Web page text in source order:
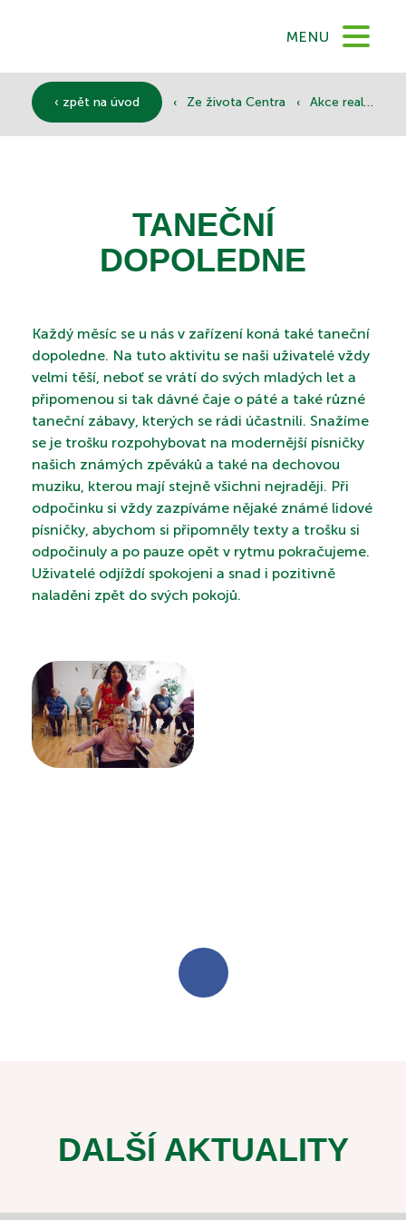
MENU
DOKUMENTY
SPONZOŘI
KONTAKTY
PROHLÍDKA
VYHLEDÁVÁNÍ
‹ zpět na úvod ‹ Ze života Centra ‹ Akce realizované
TANEČNÍ
DOPOLEDNE
Každý měsíc se u nás v zařízení koná také taneční
dopoledne. Na tuto aktivitu se naši uživatelé vždy
velmi těší, neboť se vrátí do svých mladých let a
připomenou si tak dávné čaje o páté a také různé
taneční zábavy, kterých se rádi účastnili. Snažíme
se je trošku rozpohybovat na modernější písničky
našich známých zpěváků a také na dechovou
muziku, kterou mají stejně všichni nejraději. Při
odpočinku si vždy zazpíváme nějaké známé lidové
písničky, abychom si připomněly texty a trošku si
odpočinuly a po pauze opět v rytmu pokračujeme.
Uživatelé odjíždí spokojeni a snad i pozitivně
naladěni zpět do svých pokojů.
DALŠÍ AKTUALITY